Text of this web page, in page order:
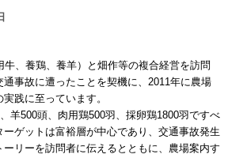
牛、養鶏、養羊）と畑作等の複合経営を訪問
通事故に遭ったことを契機に、2011年に農場
践に至っています。
羊500頭、肉用鶏500羽、採卵鶏1800羽ですべ
ゲットは富裕層が中心であり、交通事故発生
リーを訪問者に伝えるとともに、農場案内す